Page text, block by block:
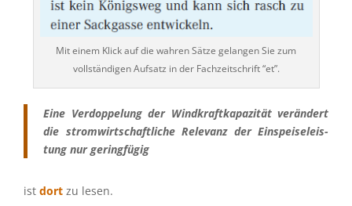
Mit einem Klick auf die wahren Sätze gelan­gen Sie zum
vollstän­di­gen Aufsatz in der Fachzeit­schrift “et”.
Eine Verdop­pe­lung der Windkraft­ka­pa­zi­tät verän­dert
die strom­wirt­schaft­li­che Relevanz der Einspei­se­leis­
tung nur geringfügig
ist dort zu lesen.